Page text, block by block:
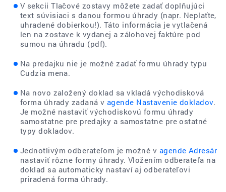
V sekcii Tlačové zostavy môžete zadať doplňujúci
text súvisiaci s danou formou úhrady (napr. Neplaťte,
uhradené dobierkou!). Táto informácia je vytlačená
len na zostave k vydanej a zálohovej faktúre pod
sumou na úhradu (pdf).
Na predajku nie je možné zadať formu úhrady typu
Cudzia mena.
Na novo založený doklad sa vkladá východisková
forma úhrady zadaná v agende Nastavenie dokladov.
Je možné nastaviť východiskovú formu úhrady
samostatne pre predajky a samostatne pre ostatné
typy dokladov.
Jednotlivým odberateľom je možné v agende Adresár
nastaviť rôzne formy úhrady. Vložením odberateľa na
doklad sa automaticky nastaví aj odberateľovi
priradená forma úhrady.